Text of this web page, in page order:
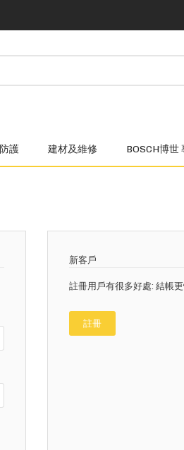
護 建材及維修 BOSCH博世
新客戶
註冊用戶有很多好處: 結帳
註冊